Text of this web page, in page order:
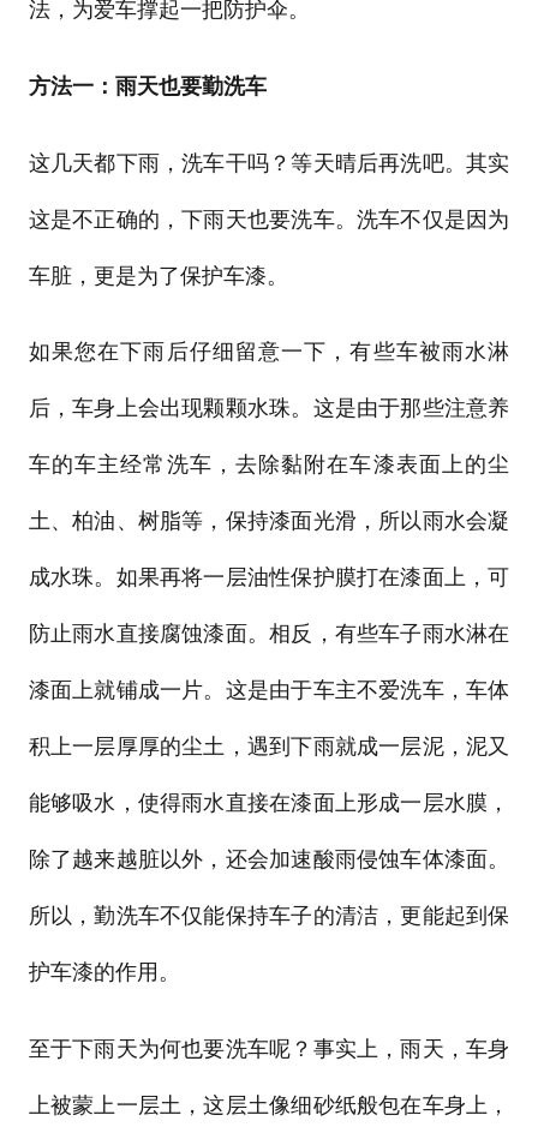
法，为爱车撑起一把防护伞。
方法一：雨天也要勤洗车
这几天都下雨，洗车干吗？等天晴后再洗吧。其实
这是不正确的，下雨天也要洗车。洗车不仅是因为
车脏，更是为了保护车漆。
如果您在下雨后仔细留意一下，有些车被雨水淋
后，车身上会出现颗颗水珠。这是由于那些注意养
车的车主经常洗车，去除黏附在车漆表面上的尘
土、柏油、树脂等，保持漆面光滑，所以雨水会凝
成水珠。如果再将一层油性保护膜打在漆面上，可
防止雨水直接腐蚀漆面。相反，有些车子雨水淋在
漆面上就铺成一片。这是由于车主不爱洗车，车体
积上一层厚厚的尘土，遇到下雨就成一层泥，泥又
能够吸水，使得雨水直接在漆面上形成一层水膜，
除了越来越脏以外，还会加速酸雨侵蚀车体漆面。
所以，勤洗车不仅能保持车子的清洁，更能起到保
护车漆的作用。
至于下雨天为何也要洗车呢？事实上，雨天，车身
上被蒙上一层土，这层土像细砂纸般包在车身上，